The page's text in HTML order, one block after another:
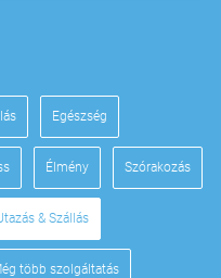
Egészség
Élmény Szórakozás
& Szállás
több szolgáltatás